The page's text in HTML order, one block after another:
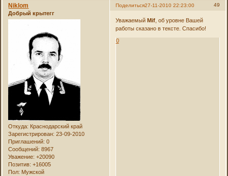
Поделиться 49
27-11-2010 22:23:00
Niklom
Добрый крытегг
Откуда: Краснодарский край
Зарегистрирован: 23-09-2010
Приглашений: 0
Сообщений: 8967
Уважение: +20090
Позитив: +16005
Пол: Мужской
Уважаемый Mif, об уровне Вашей
работы сказано в тексте. Спасибо!
0